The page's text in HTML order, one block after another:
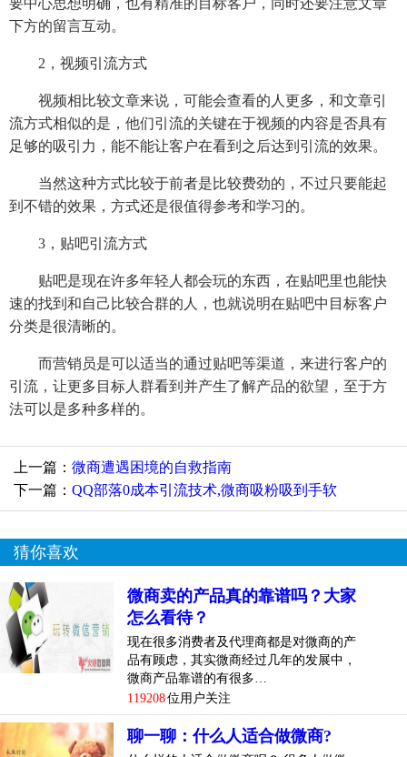
要中心思想明确，也有精准的目标客户，同时还要注意文章
下方的留言互动。
2，视频引流方式
视频相比较文章来说，可能会查看的人更多，和文章引
流方式相似的是，他们引流的关键在于视频的内容是否具有
足够的吸引力，能不能让客户在看到之后达到引流的效果。
当然这种方式比较于前者是比较费劲的，不过只要能起
到不错的效果，方式还是很值得参考和学习的。
3，贴吧引流方式
贴吧是现在许多年轻人都会玩的东西，在贴吧里也能快
速的找到和自己比较合群的人，也就说明在贴吧中目标客户
分类是很清晰的。
而营销员是可以适当的通过贴吧等渠道，来进行客户的
引流，让更多目标人群看到并产生了解产品的欲望，至于方
法可以是多种多样的。
上一篇： 微商遭遇困境的自救指南
下一篇： QQ部落0成本引流技术,微商吸粉吸到手软
猜你喜欢
微商卖的产品真的靠谱吗？大家
怎么看待？
现在很多消费者及代理商都是对微商的产
品有顾虑，其实微商经过几年的发展中，
微商产品靠谱的有很多…
119208位用户关注
聊一聊：什么人适合做微商?